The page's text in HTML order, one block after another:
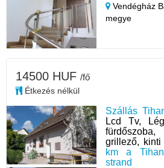
Vendégház
megye
Szállás
Lcd Tv,
grillező, kinti
km a
strand
14500 HUF /fő
Étkezés nélkül